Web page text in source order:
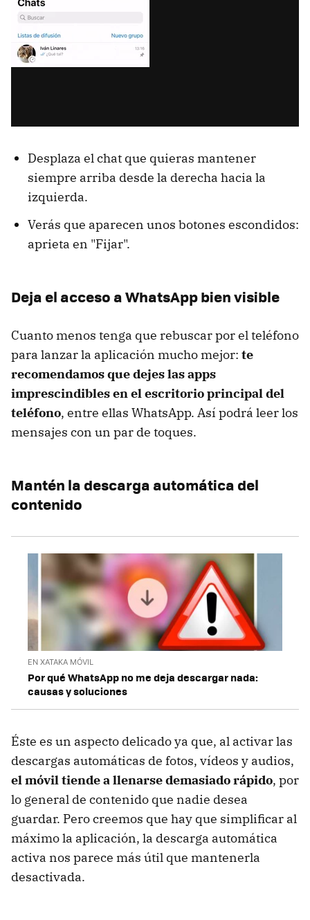
Desplaza el chat que quieras mantener
siempre arriba desde la derecha hacia la
izquierda.
Verás que aparecen unos botones escondidos:
aprieta en "Fijar".
Deja el acceso a WhatsApp bien visible
Cuanto menos tenga que rebuscar por el teléfono
para lanzar la aplicación mucho mejor: te
recomendamos que dejes las apps
imprescindibles en el escritorio principal del
teléfono, entre ellas WhatsApp. Así podrá leer los
mensajes con un par de toques.
Mantén la descarga automática del
contenido
EN XATAKA MÓVIL
Por qué WhatsApp no me deja descargar nada:
causas y soluciones
Éste es un aspecto delicado ya que, al activar las
descargas automáticas de fotos, vídeos y audios,
el móvil tiende a llenarse demasiado rápido, por
lo general de contenido que nadie desea
guardar. Pero creemos que hay que simplificar al
máximo la aplicación, la descarga automática
activa nos parece más útil que mantenerla
desactivada.